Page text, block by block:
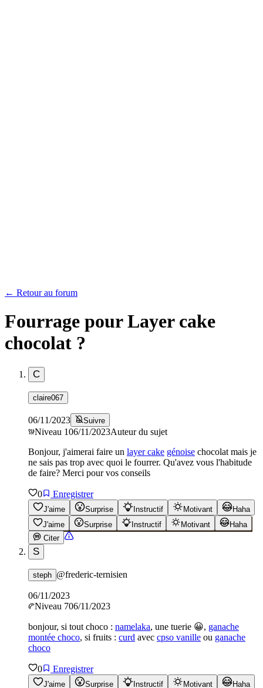
← Retour au forum
Fourrage pour Layer cake
chocolat ?
C
claire067
06/11/2023 Suivre
Niveau 106/11/2023Auteur du sujet
Bonjour, j'aimerai faire un layer cake génoise chocolat mais je
ne sais pas trop avec quoi le fourrer. Qu'avez vous l'habitude
de faire? Merci pour vos conseils
0 Enregistrer
J'aime Surprise Instructif Motivant
Haha
J'aime
Surprise Instructif Motivant
Haha
Citer
S
steph @frederic-ternisien
06/11/2023
Niveau 706/11/2023
bonjour, si tout choco : namelaka, une tuerie 😀, ganache
montée choco, si fruits : curd avec cpso vanille ou ganache
choco
0 Enregistrer
J'aime Surprise Instructif Motivant
Haha